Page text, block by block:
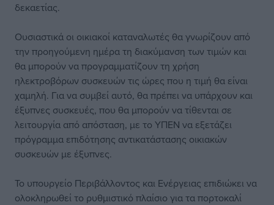
δεκαετίας.
Ουσιαστικά οι οικιακοί καταναλωτές θα γνωρίζουν από
την προηγούμενη ημέρα τη διακύμανση των τιμών και
θα μπορούν να προγραμματίζουν τη χρήση
ηλεκτροβόρων συσκευών τις ώρες που η τιμή θα είναι
χαμηλή. Για να συμβεί αυτό, θα πρέπει να υπάρχουν και
έξυπνες συσκευές, που θα μπορούν να τίθενται σε
λειτουργία από απόσταση, με το ΥΠΕΝ να εξετάζει
πρόγραμμα επιδότησης αντικατάστασης οικιακών
συσκευών με έξυπνες.
Το υπουργείο Περιβάλλοντος και Ενέργειας επιδιώκει να
ολοκληρωθεί το ρυθμιστικό πλαίσιο για τα πορτοκαλί